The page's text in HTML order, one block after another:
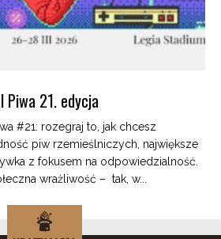
Piwa 21. edycja
#21: rozegraj to, jak chcesz
piw rzemieślniczych, największe
z fokusem na odpowiedzialność.
wrażliwość – tak, w...